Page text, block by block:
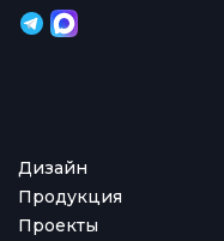
Дизайн
Продукция
Проекты